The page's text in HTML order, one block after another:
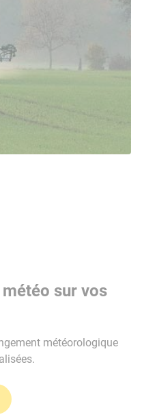
sur vos
météorologique